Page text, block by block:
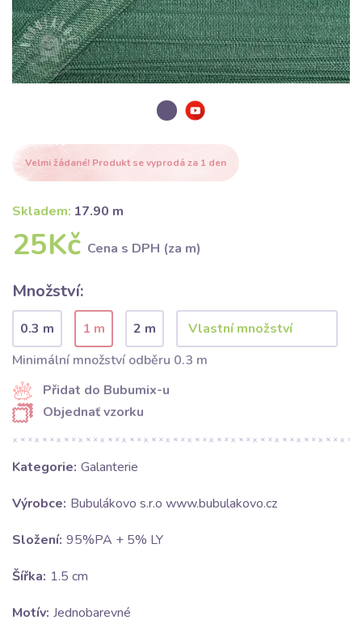
Velmi žádané! Produkt se vyprodá za 1 den
Skladem: 17.90 m
25Kč Cena s DPH (za m)
Množství:
0.3 m 1 m
2 m
Minimální množství odběru 0.3 m
Přidat do Bubumix-u
Objednať vzorku
Kategorie: Galanterie
Výrobce: Bubulákovo s.r.o www.bubulakovo.cz
Složení: 95%PA + 5% LY
Šířka: 1.5 cm
Motív: Jednobarevné